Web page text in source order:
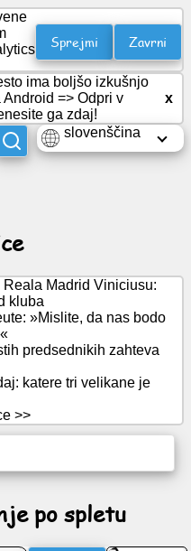
Sprejmi Zavrni
ima boljšo izkušnjo
=> Odpri v
ga zdaj!
x
slovenščina
Madrid Viniciusu:
kluba
»Mislite, da nas bodo
predsednikih zahteva
katere tri velikane je
>>
po spletu